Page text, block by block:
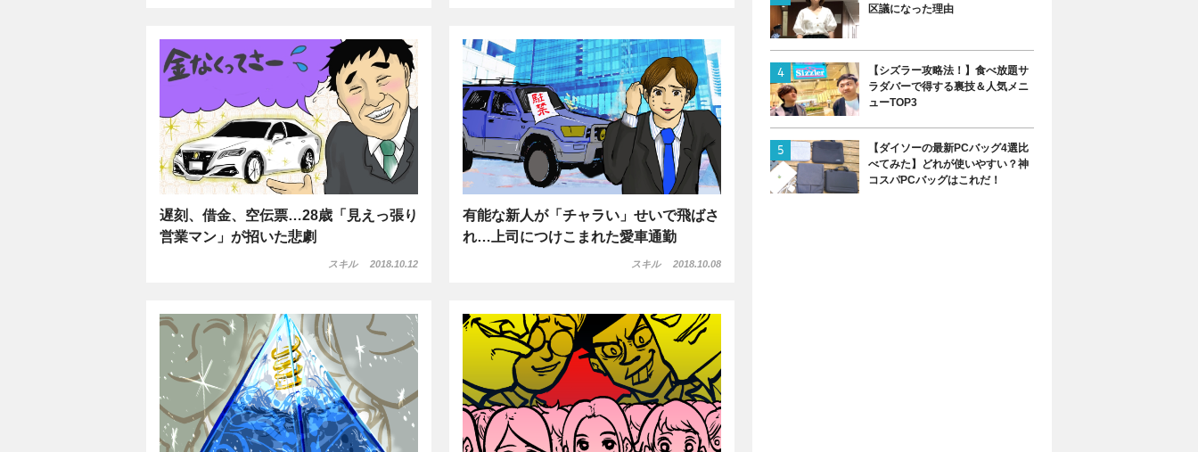
遅刻、借金、空伝票…28歳「見えっ張り
営業マン」が招いた悲劇
スキル 2018.10.12
有能な新人が「チャラい」せいで飛ばさ
れ…上司につけこまれた愛車通勤
スキル 2018.10.08
区議になった理由
【シズラー攻略法！】食べ放題サ
ラダバーで得する裏技＆人気メニ
ューTOP3
【ダイソーの最新PCバッグ4選比
べてみた】どれが使いやすい？神
コスパPCバッグはこれだ！